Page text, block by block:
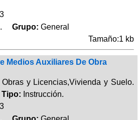
. Grupo: General
Tamaño:1 kb
Medios Auxiliares De Obra
Obras y Licencias,Vivienda y Suelo.
Tipo: Instrucción.